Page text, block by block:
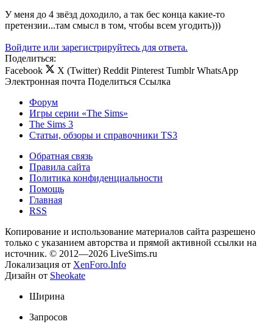
У меня до 4 звёзд доходило, а так бес конца какие-то
претензии...там смысл в том, чтобы всем угодить)))
Войдите или зарегистрируйтесь для ответа.
Поделиться:
Facebook
X (Twitter) Reddit Pinterest Tumblr WhatsApp
Электронная почта Поделиться Ссылка
Форум
Игры серии «The Sims»
The Sims 3
Статьи, обзоры и справочники TS3
Обратная связь
Правила сайта
Политика конфиденциальности
Помощь
Главная
RSS
Копирование и использование материалов сайта разрешено
только с указанием авторства и прямой активной ссылки на
источник. © 2012—2026 LiveSims.ru
Локализация от XenForo.Info
Дизайн от Sheokate
Ширина
Запросов